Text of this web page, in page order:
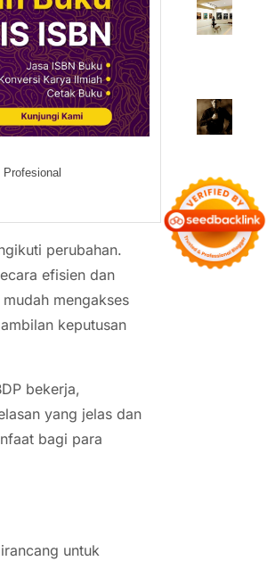
perubahan.
efisien dan
mengakses
keputusan
bekerja,
yang jelas dan
bagi para
untuk